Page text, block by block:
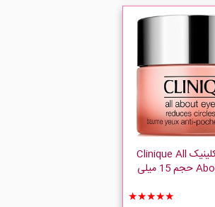
کرم دور چشم کلینیک Clinique All
About Eyes Rich حجم 15 میلی
★★★★★